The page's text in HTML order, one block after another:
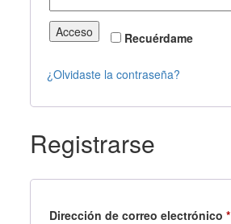
Recuérdame
Acceso
¿Olvidaste la contraseña?
Registrarse
Dirección de correo electrónico*